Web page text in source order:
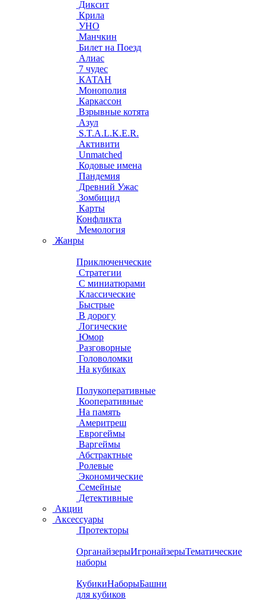
Диксит
Крила
УНО
Манчкин
Билет на Поезд
Алиас
7 чудес
КАТАН
Монополия
Каркассон
Взрывные котята
Азул
S.T.A.L.K.E.R.
Активити
Unmatched
Кодовые имена
Пандемия
Древний Ужас
Зомбицид
Карты
Конфликта
Мемология
Жанры
Приключенческие
Стратегии
С миниатюрами
Классические
Быстрые
В дорогу
Логические
Юмор
Разговорные
Головоломки
На кубиках
Полукоперативные
Кооперативные
На память
Америтреш
Еврогеймы
Варгеймы
Абстрактные
Ролевые
Экономические
Семейные
Детективные
Акции
Аксессуары
Протекторы
ОрганайзерыИгронайзерыТематические
наборы
КубикиНаборыБашни
для кубиков